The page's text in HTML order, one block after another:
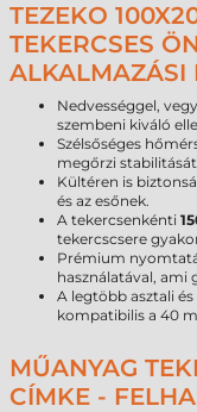
TEZEKO
TEKERCSES
ALKALMAZÁSI
Nedvességgel,
szembeni kiváló
Szélsőséges
megőrzi
Kültéren is
és az esőnek.
A tekercsenkénti
tekercscsere
Prémium
használatával, ami
A legtöbb asztali
kompatibilis a 40
MŰANYAG
CÍMKE -